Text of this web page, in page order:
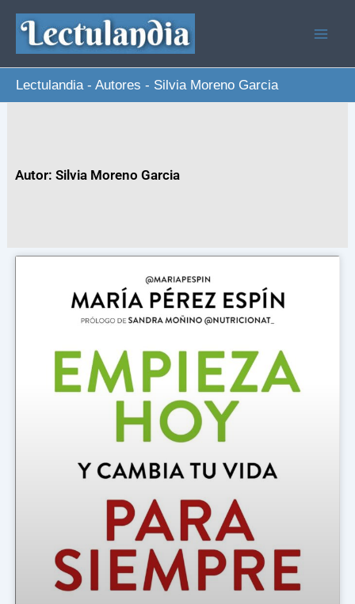
contenido
Lectulandia- Autores - Silvia Moreno Garcia
Autor: Silvia Moreno Garcia